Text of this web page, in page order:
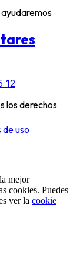
ayudaremos
12
los derechos
de uso
mejor
cookies. Puedes
ver la cookie